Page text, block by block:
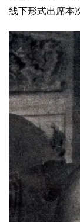
纪
录
佛
教
艺
术
政
策
法
规
免
线下形式出席本